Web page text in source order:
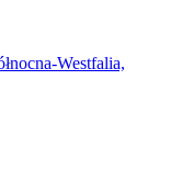
Westfalia,